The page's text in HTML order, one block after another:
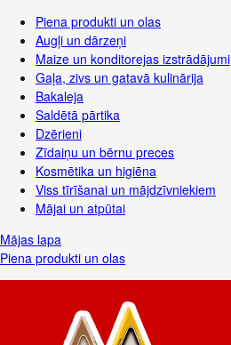
Piena produkti un olas
Augļi un dārzeņi
Maize un konditorejas izstrādājumi
Gaļa, zivs un gatavā kulinārija
Bakaleja
Saldētā pārtika
Dzērieni
Zīdaiņu un bērnu preces
Kosmētika un higiēna
Viss tīrīšanai un mājdzīvniekiem
Mājai un atpūtai
Mājas lapa
Piena produkti un olas